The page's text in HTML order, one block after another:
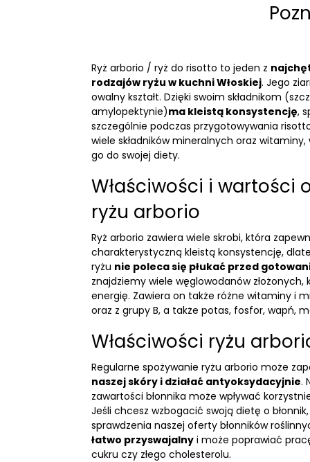
Ryż arborio / ryż do risotto to jeden z
rodzajów ryżu w kuchni Włoskiej. Jego
owalny kształt. Dzięki swoim składnikom
amylopektynie)ma kleistą konsystencję,
szczególnie podczas przygotowywania
wiele składników mineralnych oraz
go do swojej diety.
Właściwości i wartości
ryżu arborio
Ryż arborio zawiera wiele skrobi, która
charakterystyczną kleistą konsystencję,
ryżu nie poleca się płukać przed
znajdziemy wiele węglowodanów
energię. Zawiera on także różne witaminy i
oraz z grupy B, a także potas, fosfor, wapń,
Właściwości ryżu
Regularne spożywanie ryżu arborio może
naszej skóry i działać antyoksydacyjnie.
zawartości błonnika może wpływać
Jeśli chcesz wzbogacić swoją dietę o
sprawdzenia naszej oferty błonników
łatwo przyswajalny i może poprawiać
cukru czy złego cholesterolu.